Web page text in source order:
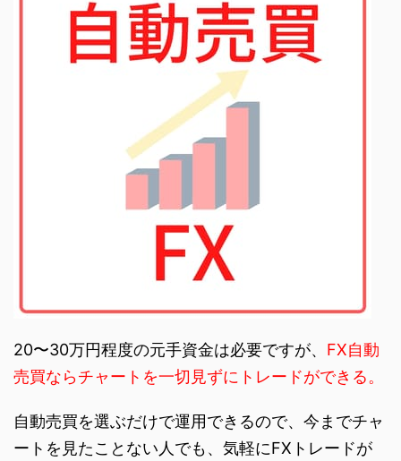
20〜30万円程度の元手資金は必要ですが、 FX自動
売買ならチャートを一切見ずにトレードができる。
自動売買を選ぶだけで運用できるので、今までチャ
ートを見たことない人でも、気軽にFXトレードが